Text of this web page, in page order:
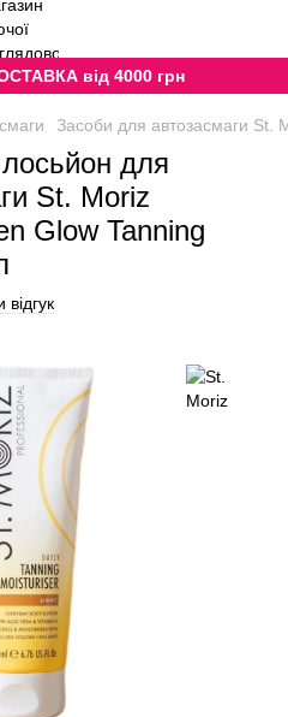
від 4000 грн
Засоби для автозасмаги St.
для
St. Moriz
Glow Tanning